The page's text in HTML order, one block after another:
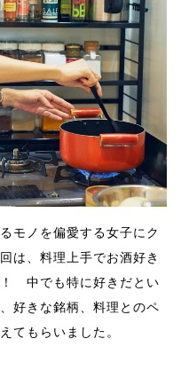
モノを偏愛する女子にク
は、料理上手でお酒好き
中でも特に好きだとい
好きな銘柄、料理とのペ
てもらいました。